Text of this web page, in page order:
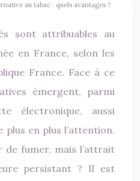
au tabac : quels avantages ?
sont attribuables au
en France, selon les
France. Face à ce
émergent, parmi
électronique, aussi
plus en plus l’attention.
de fumer, mais l’attrait
persistant ? Il est